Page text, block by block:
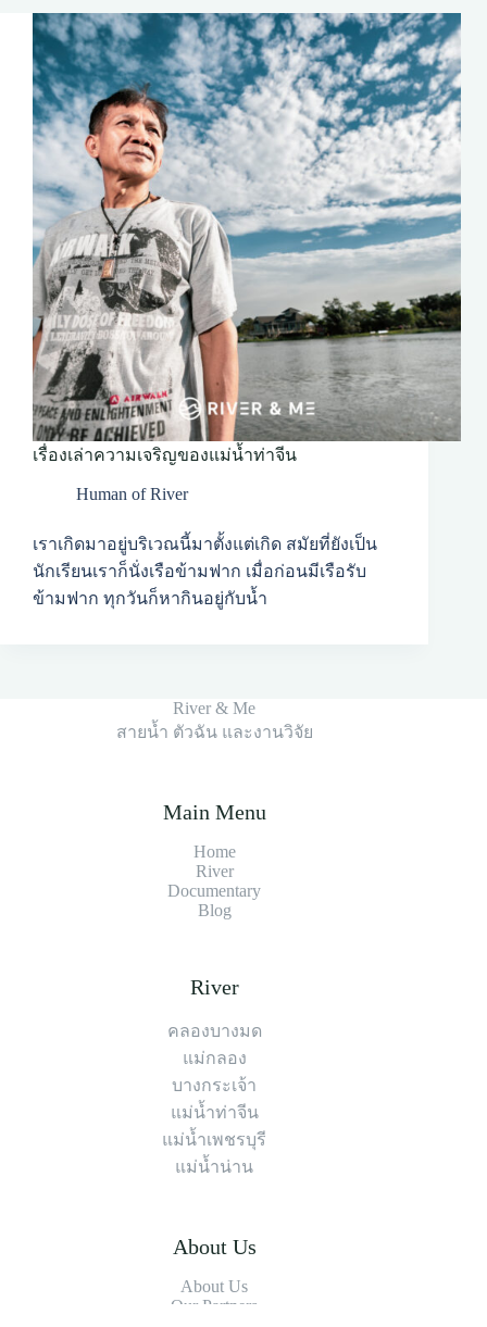
เรื่องเล่าความเจริญของแม่น้ำท่าจีน
Human of River
เราเกิดมาอยู่บริเวณนี้มาตั้งแต่เกิด สมัยที่ยังเป็น
นักเรียนเราก็นั่งเรือข้ามฟาก เมื่อก่อนมีเรือรับ
ข้ามฟาก ทุกวันก็หากินอยู่กับน้ำ
River & Me
สายน้ำ ตัวฉัน และงานวิจัย
Main Menu
Home
River
Documentary
Blog
River
คลองบางมด
แม่กลอง
บางกระเจ้า
แม่น้ำท่าจีน
แม่น้ำเพชรบุรี
แม่น้ำน่าน
About Us
About Us
Our Partners